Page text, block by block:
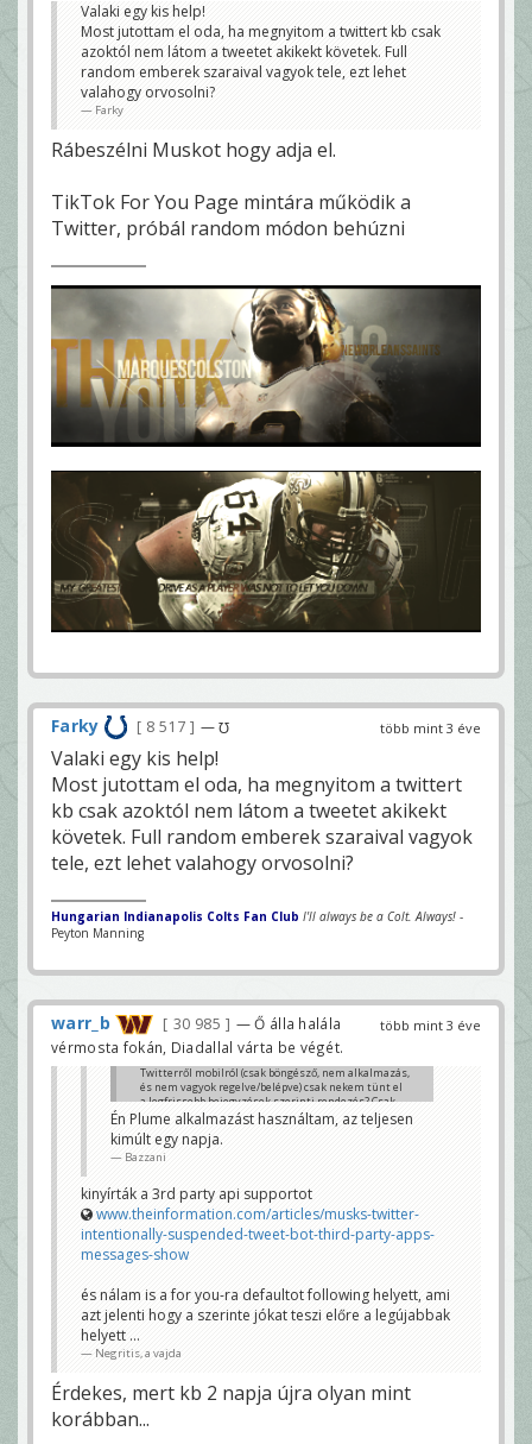
Valaki egy kis help!
Most jutottam el oda, ha megnyitom a twittert kb csak
azoktól nem látom a tweetet akikekt követek. Full
random emberek szaraival vagyok tele, ezt lehet
valahogy orvosolni?
Farky
Rábeszélni Muskot hogy adja el.
TikTok For You Page mintára működik a
Twitter, próbál random módon behúzni
több mint 3 éve
Farky 8 517 — ℧
Valaki egy kis help!
Most jutottam el oda, ha megnyitom a twittert
kb csak azoktól nem látom a tweetet akikekt
követek. Full random emberek szaraival vagyok
tele, ezt lehet valahogy orvosolni?
Hungarian Indianapolis Colts Fan Club I'll always be a Colt. Always! -
Peyton Manning
több mint 3 éve
warr_b 30 985
— Ő álla halála
vérmosta fokán, Diadallal várta be végét.
Twitterről mobilról (csak böngésző, nem alkalmazás,
és nem vagyok regelve/belépve) csak nekem tünt el
a legfrissebb bejegyzések szerinti rendezés? Csak
legnépszerűbbek vannak, meg személyek, képek,
videók 🙁
warr_b
Én Plume alkalmazást használtam, az teljesen
kimúlt egy napja.
Bazzani
kinyírták a 3rd party api supportot
www.theinformation.com/articles/musks-twitter-
intentionally-suspended-tweet-bot-third-party-apps-
messages-show
és nálam is a for you-ra defaultot following helyett, ami
azt jelenti hogy a szerinte jókat teszi előre a legújabbak
helyett ...
Negritis, a vajda
Érdekes, mert kb 2 napja újra olyan mint
korábban...